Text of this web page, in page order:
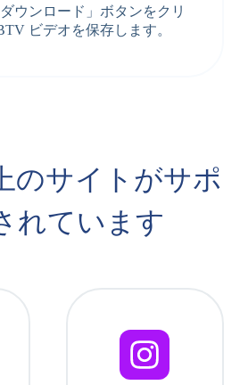
ウンロード」ボタンをクリ
ビデオを保存します。
のサイトがサポ
れています